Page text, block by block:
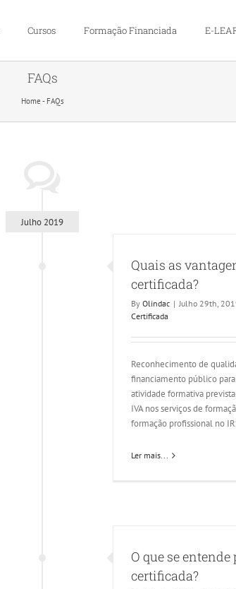
Cursos Formação Financiada E-
FAQs
Home - FAQs
Julho 2019
Quais as
certificada?
By Olindac | Julho 29th,
Certificada
Reconhecimento de
financiamento público
atividade formativa
IVA nos serviços de
formação profissional no
Ler mais...
O que se
certificada?